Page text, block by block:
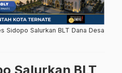
Sidopo Salurkan BLT Dana Desa
Salurkan BLT